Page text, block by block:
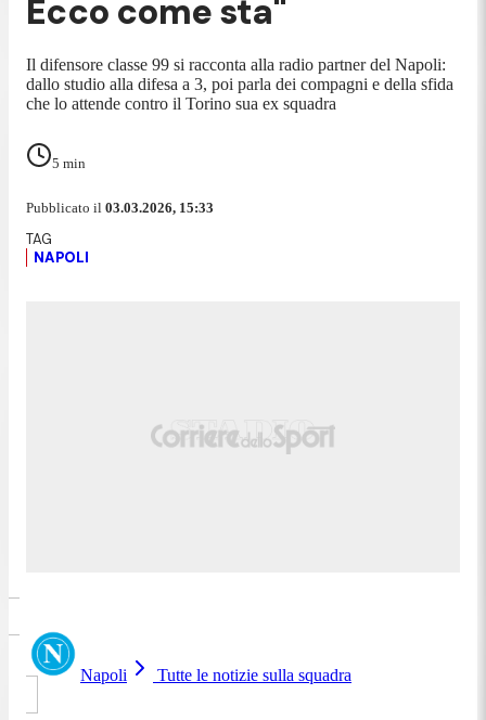
Ecco come sta"
Il difensore classe 99 si racconta alla radio partner del Napoli:
dallo studio alla difesa a 3, poi parla dei compagni e della sfida
che lo attende contro il Torino sua ex squadra
5 min
Pubblicato il 03.03.2026, 15:33
NAPOLI
Napoli Tutte le notizie sulla squadra